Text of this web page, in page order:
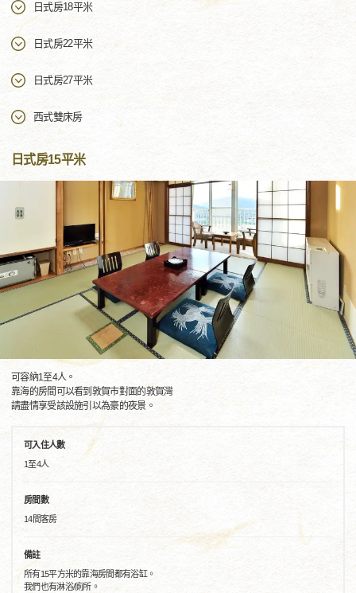
日式房18平米
日式房22平米
日式房27平米
西式雙床房
日式房15平米
可容納1至4人。
靠海的房間可以看到敦賀市對面的敦賀灣
請盡情享受該設施引以為豪的夜景。
可入住人數
1至4人
房間數
14間客房
備註
所有15平方米的靠海房間都有浴缸。
我們也有淋浴/廁所。